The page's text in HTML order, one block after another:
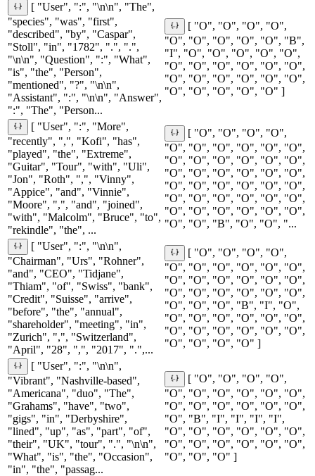
[ "User", ":", "\n\n", "The",
"species", "was", "first",
"described", "by", "Caspar",
"Stoll", "in", "1782", ".", ".",
"\n\n", "Question", ":", "What",
"is", "the", "Person",
"mentioned", "?", "\n\n",
"Assistant", ":", "\n\n", "Answer",
":", "The", "Person...
[ "O", "O", "O", "O",
"O", "O", "O", "O", "O", "B",
"I", "O", "O", "O", "O", "O",
"O", "O", "O", "O", "O", "O",
"O", "O", "O", "O", "O", "O",
"O", "O", "O", "O", "O" ]
[ "User", ":", "More",
"recently", ",", "Kofi", "has",
"played", "the", "Extreme",
"Guitar", "Tour", "with", "Uli",
"Jon", "Roth", ",", "Vinny",
"Appice", "and", "Vinnie",
"Moore", ",", "and", "joined",
"with", "Malcolm", "Bruce", "to",
"rekindle", "the", ...
[ "O", "O", "O", "O",
"O", "O", "O", "O", "O", "O",
"O", "O", "O", "O", "O", "O",
"O", "O", "O", "O", "O", "O",
"O", "O", "O", "O", "O", "O",
"O", "O", "O", "O", "O", "O",
"O", "O", "O", "O", "O", "O",
"O", "O", "B", "O", "O", "...
[ "User", ":", "\n\n",
"Chairman", "Urs", "Rohner",
"and", "CEO", "Tidjane",
"Thiam", "of", "Swiss", "bank",
"Credit", "Suisse", "arrive",
"before", "the", "annual",
"shareholder", "meeting", "in",
"Zurich", ",", "Switzerland",
"April", "28", ",", "2017", ".",...
[ "O", "O", "O", "O",
"O", "O", "O", "O", "O", "O",
"O", "O", "O", "O", "O", "O",
"O", "O", "O", "O", "O", "O",
"O", "O", "O", "B", "I", "O",
"O", "O", "O", "O", "O", "O",
"O", "O", "O", "O", "O", "O",
"O", "O", "O", "O" ]
[ "User", ":", "\n\n",
"Vibrant", "Nashville-based",
"Americana", "duo", "The",
"Grahams", "have", "two",
"gigs", "in", "Derbyshire",
"lined", "up", "as", "part", "of",
"their", "UK", "tour", ".", "\n\n",
"What", "is", "the", "Occasion",
"in", "the", "passag...
[ "O", "O", "O", "O",
"O", "O", "O", "O", "O", "O",
"O", "O", "O", "O", "O", "O",
"O", "B", "I", "I", "I", "I",
"O", "O", "O", "O", "O", "O",
"O", "O", "O", "O", "O", "O",
"O", "O", "O" ]